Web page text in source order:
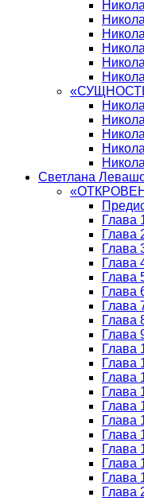
Светлана
Глава
Глава
Глава
Глава
Глава
Глава
Глава
Глава
Глава
Глава
Глава
Глава
Глава
Глава
Глава
Глава
Глава
Глава
Глава
Глава